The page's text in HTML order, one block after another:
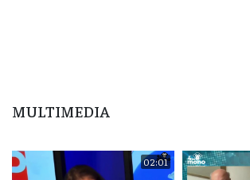
MULTIMEDIA
02:01